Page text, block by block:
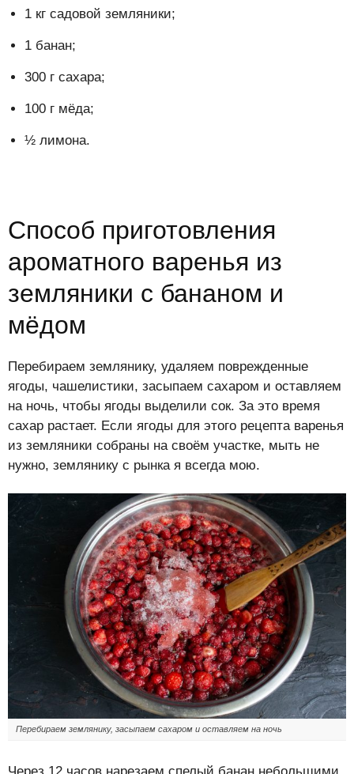
1 кг садовой земляники;
1 банан;
300 г сахара;
100 г мёда;
½ лимона.
Способ приготовления
ароматного варенья из
земляники с бананом и
мёдом
Перебираем землянику, удаляем поврежденные
ягоды, чашелистики, засыпаем сахаром и оставляем
на ночь, чтобы ягоды выделили сок. За это время
сахар растает. Если ягоды для этого рецепта варенья
из земляники собраны на своём участке, мыть не
нужно, землянику с рынка я всегда мою.
Перебираем землянику, засыпаем сахаром и оставляем на ночь